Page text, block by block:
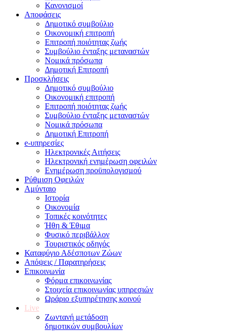
Κανονισμοί
Αποφάσεις
Δημοτικό συμβούλιο
Οικονομική επιτροπή
Επιτροπή ποιότητας ζωής
Συμβούλιο ένταξης μεταναστών
Νομικά πρόσωπα
Δημοτική Επιτροπή
Προσκλήσεις
Δημοτικό συμβούλιο
Οικονομική επιτροπή
Επιτροπή ποιότητας ζωής
Συμβούλιο ένταξης μεταναστών
Νομικά πρόσωπα
Δημοτική Επιτροπή
e-υπηρεσίες
Ηλεκτρονικές Αιτήσεις
Ηλεκτρονική ενημέρωση οφειλών
Ενημέρωση προϋπολογισμού
Ρύθμιση Οφειλών
Αμύνταιο
Ιστορία
Οικονομία
Τοπικές κοινότητες
Ήθη & Έθιμα
Φυσικό περιβάλλον
Τουριστικός οδηγός
Καταφύγιο Αδέσποτων Ζώων
Απόψεις / Παρατηρήσεις
Επικοινωνία
Φόρμα επικοινωνίας
Στοιχεία επικοινωνίας υπηρεσιών
Ωράριο εξυπηρέτησης κοινού
Live
Ζωντανή μετάδοση
δημοτικών συμβουλίων